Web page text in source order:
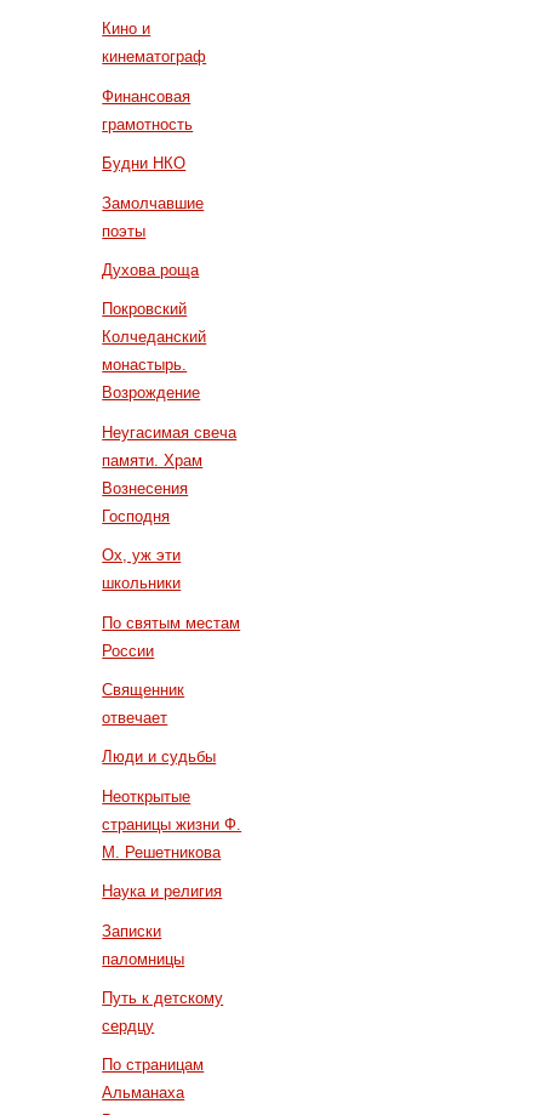
Кино и
кинематограф
Финансовая
грамотность
Будни НКО
Замолчавшие
поэты
Духова роща
Покровский
Колчеданский
монастырь.
Возрождение
Неугасимая свеча
памяти. Храм
Вознесения
Господня
Ох, уж эти
школьники
По святым местам
России
Священник
отвечает
Люди и судьбы
Неоткрытые
страницы жизни Ф.
М. Решетникова
Наука и религия
Записки
паломницы
Путь к детскому
сердцу
По страницам
Альманаха